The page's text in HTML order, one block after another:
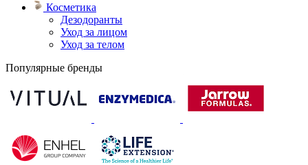
Косметика
Дезодоранты
Уход за лицом
Уход за телом
Популярные бренды